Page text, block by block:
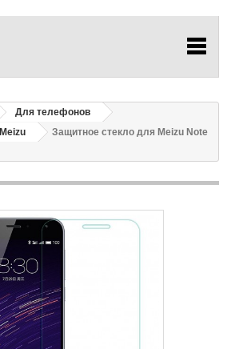
Для телефонов
Meizu
Защитное стекло для Meizu Note